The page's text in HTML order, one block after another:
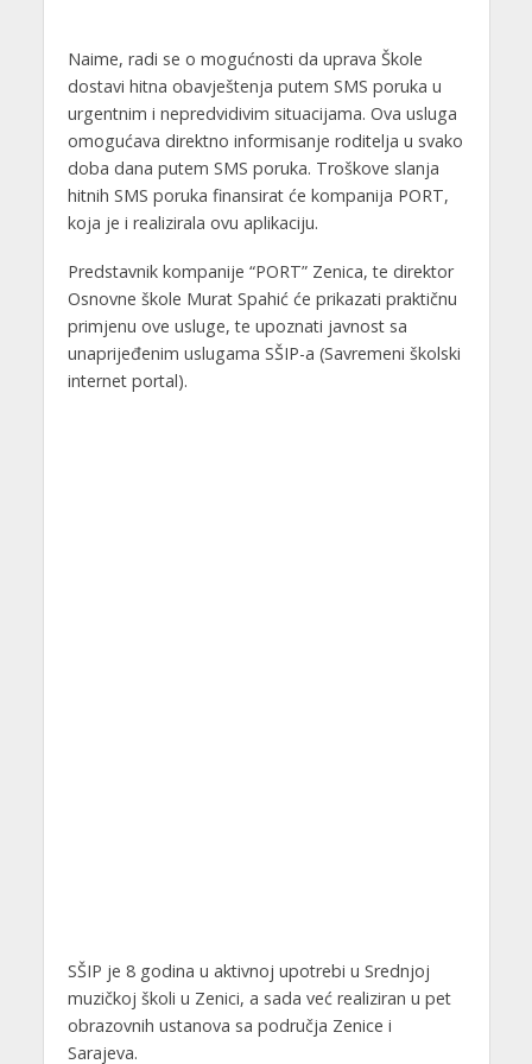
Naime, radi se o mogućnosti da uprava Škole
dostavi hitna obavještenja putem SMS poruka u
urgentnim i nepredvidivim situacijama. Ova usluga
omogućava direktno informisanje roditelja u svako
doba dana putem SMS poruka. Troškove slanja
hitnih SMS poruka finansirat će kompanija PORT,
koja je i realizirala ovu aplikaciju.
Predstavnik kompanije “PORT” Zenica, te direktor
Osnovne škole Murat Spahić će prikazati praktičnu
primjenu ove usluge, te upoznati javnost sa
unaprijeđenim uslugama SŠIP-a (Savremeni školski
internet portal).
SŠIP je 8 godina u aktivnoj upotrebi u Srednjoj
muzičkoj školi u Zenici, a sada već realiziran u pet
obrazovnih ustanova sa područja Zenice i
Sarajeva.